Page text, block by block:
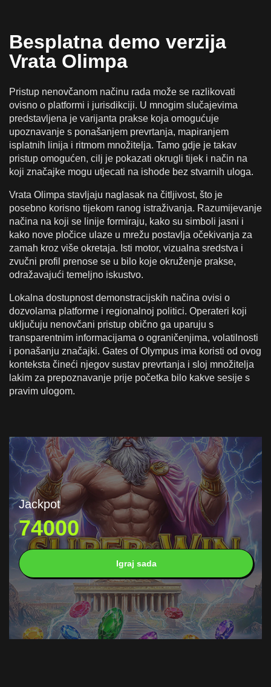
Besplatna demo verzija
Vrata Olimpa
Pristup nenovčanom načinu rada može se razlikovati
ovisno o platformi i jurisdikciji. U mnogim slučajevima
predstavljena je varijanta prakse koja omogućuje
upoznavanje s ponašanjem prevrtanja, mapiranjem
isplatnih linija i ritmom množitelja. Tamo gdje je takav
pristup omogućen, cilj je pokazati okrugli tijek i način na
koji značajke mogu utjecati na ishode bez stvarnih uloga.
Vrata Olimpa stavljaju naglasak na čitljivost, što je
posebno korisno tijekom ranog istraživanja. Razumijevanje
načina na koji se linije formiraju, kako su simboli jasni i
kako nove pločice ulaze u mrežu postavlja očekivanja za
zamah kroz više okretaja. Isti motor, vizualna sredstva i
zvučni profil prenose se u bilo koje okruženje prakse,
odražavajući temeljno iskustvo.
Lokalna dostupnost demonstracijskih načina ovisi o
dozvolama platforme i regionalnoj politici. Operateri koji
uključuju nenovčani pristup obično ga uparuju s
transparentnim informacijama o ograničenjima, volatilnosti
i ponašanju značajki. Gates of Olympus ima koristi od ovog
konteksta čineći njegov sustav prevrtanja i sloj množitelja
lakim za prepoznavanje prije početka bilo kakve sesije s
pravim ulogom.
Jackpot
74000
Igraj sada